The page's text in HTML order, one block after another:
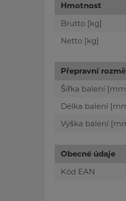
Hmotnost
Brutto [kg]
Netto [kg]
Přepravní
Šířka balení
Délka balení
Výška balení
Obecné údaje
Kód EAN